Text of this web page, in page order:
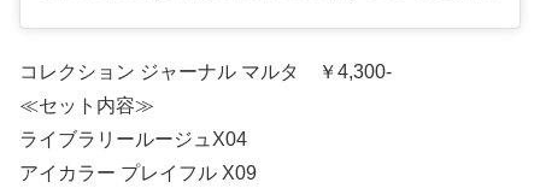
コレクション ジャーナル マルタ ￥4,300-
≪セット内容≫
ライブラリールージュX04
アイカラー プレイフル X09